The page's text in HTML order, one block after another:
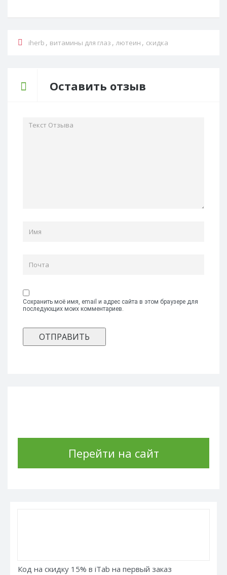
iherb , витамины для глаз , лютеин , скидка
Оставить отзыв
Сохранить моё имя, email и адрес сайта в этом браузере для
последующих моих комментариев.
Перейти на сайт
Код на скидку 15% в iTab на первый заказ